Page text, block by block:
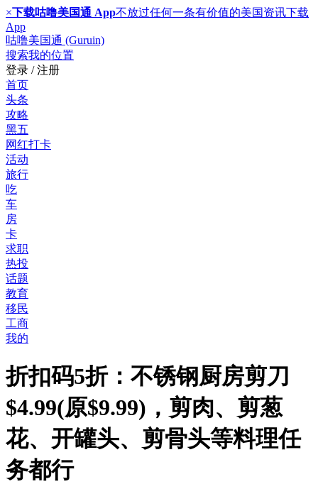
×下载咕噜美国通 App不放过任何一条有价值的美国资讯下载
App
咕噜美国通 (Guruin)
搜索我的位置
登录 / 注册
首页
头条
攻略
黑五
网红打卡
活动
旅行
吃
车
房
卡
求职
热投
话题
教育
移民
工商
我的
折扣码5折：不锈钢厨房剪刀
$4.99(原$9.99)，剪肉、剪葱
花、开罐头、剪骨头等料理任
务都行